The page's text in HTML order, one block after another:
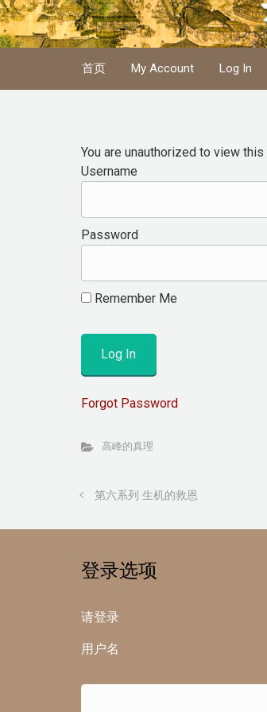
Skip to main content
首页 My Account Log In
You are unauthorized to view this
Username
Password
Remember Me
Forgot Password
高峰的真理
第六系列 生机的救恩
登录选项
请登录
用户名